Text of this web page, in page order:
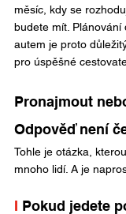
měsíc, kdy se
budete mít. Plánování
autem je proto
pro úspěšné
Pronajmout
Odpověď není
Tohle je otázka,
mnoho lidí. A je
I Pokud jedete